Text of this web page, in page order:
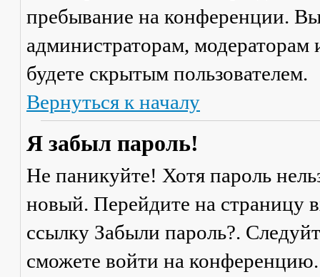
пребывание на конференции.
администраторам,
будете скрытым пользователем.
Вернуться к началу
Я забыл пароль!
Не паникуйте! Хотя пароль
новый. Перейдите на страницу
ссылку Забыли пароль?.
сможете войти на конференцию.